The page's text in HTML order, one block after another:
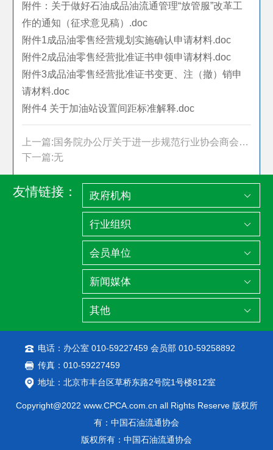
附件：关于做好石油成品油流通管理“放管服”改革工
作的通知（征求意见稿）.doc
附件1成品油零售经营规划实施确认申请材料.doc
附件2成品油零售经营批准证书申领申请材料.doc
附件3成品油零售经营批准证书变更、注（撤）销申
请材料.doc
附件4 关于加油站设置间距标准解释.doc
上一篇:国务院办公厅关于进一步规范行业协会商会收费的通知
下一篇:无
友情链接：
电话：办公室 010-59227459 会员部 010-59258892
传真：010-59227459
地址：北京市丰台区草桥东路2号院1号楼812室
Copyright@2022 www.CPCA.com.cn all Rights Reserve 版权所
有：中国石油流通协会
版权所有：中国石油流通协会